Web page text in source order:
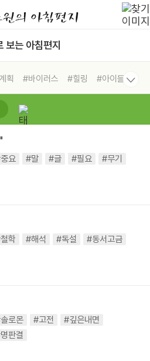
보는 아침편지
획 #바이러스 #힐링
#아이들
학교
요 #말 #글 #필요
#무기
학 #해석 #독설
#동서고금
로몬 #고전
#깊은내면
판결